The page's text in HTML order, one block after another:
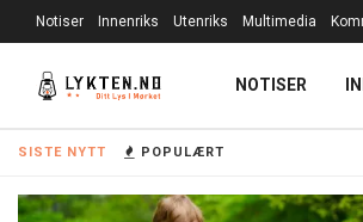
SISTE NYTT POPULÆRT
Notiser Innenriks Utenriks Multimedia
NOTISER